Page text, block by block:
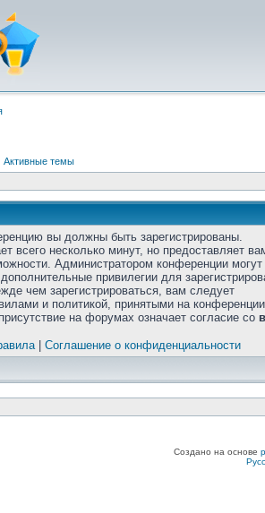
Активные темы
вы должны быть зарегистрированы.
всего несколько минут, но предоставляет
Администратором конференции
привилегии для
чем зарегистрироваться, вам следует
и политикой, принятыми на
на форумах означает согласие со
| Соглашение о конфиденциальности
Создано на основе